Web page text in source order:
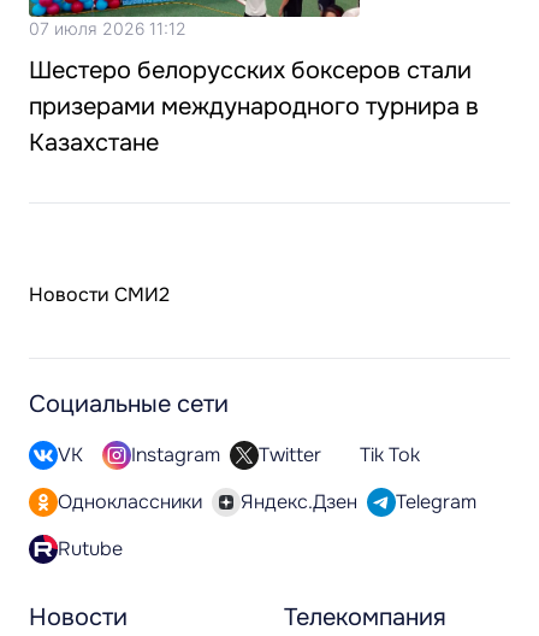
07 июля 2026 11:12
Шестеро белорусских боксеров стали
призерами международного турнира в
Казахстане
Новости СМИ2
Новости Телекомпания
Социальные сети
VK Instagram Twitter
Tik Tok
Одноклассники
Яндекс.Дзен
Telegram
Rutube